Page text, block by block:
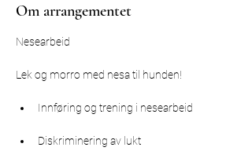
Om arrangementet
Nesearbeid
Lek og morro med nesa til hunden!
Innføring og trening i nesearbeid
Diskriminering av lukt